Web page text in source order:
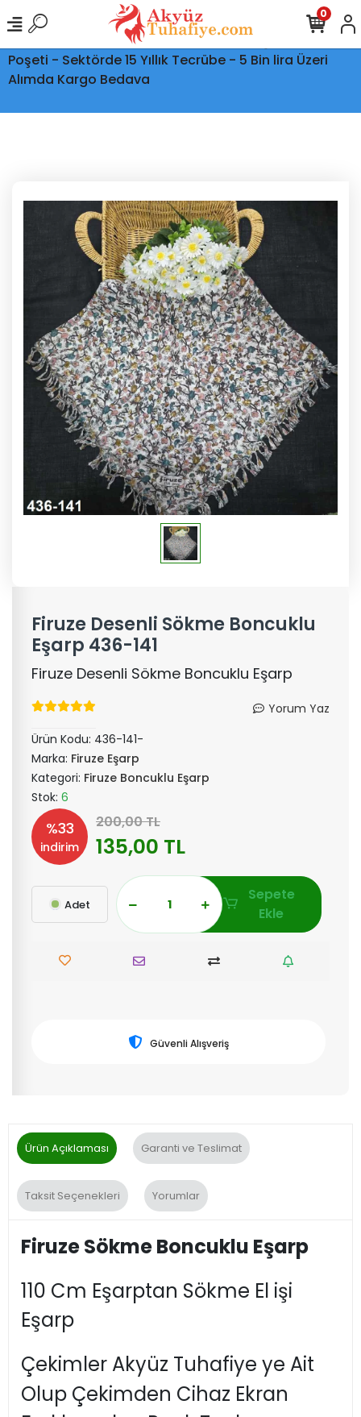
Ptt Kargo İle Tüm Türkiye'ye Teslimat - Şeffaf Kargo
Poşeti - Sektörde 15 Yıllık Tecrübe - 5 Bin lira Üzeri
Alımda Kargo Bedava
0
Firuze Desenli Sökme Boncuklu
Eşarp 436-141
Firuze Desenli Sökme Boncuklu Eşarp
Yorum Yaz
Ürün Kodu: 436-141-
Marka: Firuze Eşarp
Kategori: Firuze Boncuklu Eşarp
Stok: 6
%33
indirim
200,00 TL
135,00 TL
Adet
Sepete
Ekle
Güvenli Alışveriş
Ürün Açıklaması Garanti ve Teslimat
Taksit Seçenekleri Yorumlar
Firuze Sökme Boncuklu Eşarp
110 Cm Eşarptan Sökme El işi
Eşarp
Çekimler Akyüz Tuhafiye ye Ait
Olup Çekimden Cihaz Ekran